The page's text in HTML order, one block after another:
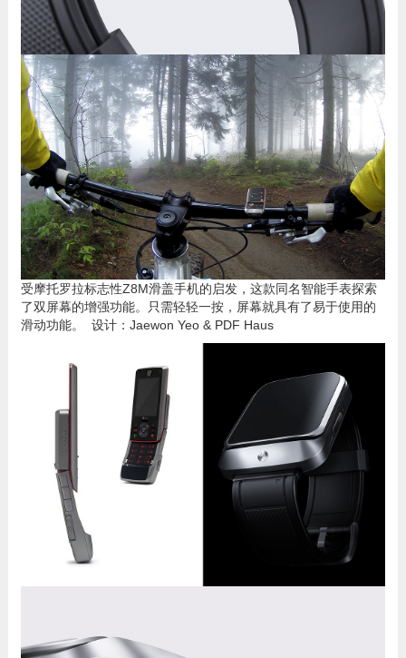
受摩托罗拉标志性Z8M滑盖手机的启发，这款同名智能手表探索
了双屏幕的增强功能。只需轻轻一按，屏幕就具有了易于使用的
滑动功能。 设计：Jaewon Yeo & PDF Haus